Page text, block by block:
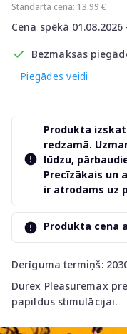
Standarta cena: 13.99 €
Cena spēkā 01.08.2026
Bezmaksas
Piegādes veidi
Derīguma termiņš:
Durex Pleasuremax
papildus stimulācijai.
Produkta
redzamā.
lūdzu,
Precīzākais un
ir atrodams uz
Produkta cena